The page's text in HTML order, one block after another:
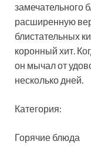
замечательного
расширенную
блистательных
коронный хит.
он мычал от
несколько дней.
Категория:
Горячие блюда